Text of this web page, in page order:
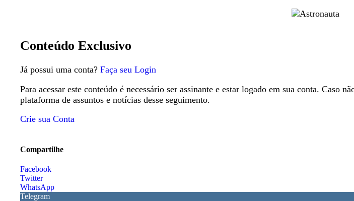
Conteúdo Exclusivo
Já possui uma conta?Faça seu Login
Para acessar este conteúdo é necessário ser assinante e estar logado em sua conta. Caso
plataforma de assuntos e notícias desse seguimento.
Crie sua Conta
Compartilhe
Facebook
Twitter
WhatsApp
Telegram